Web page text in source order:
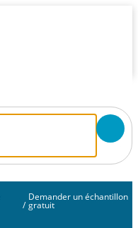
/
Demander un échantillon
gratuit